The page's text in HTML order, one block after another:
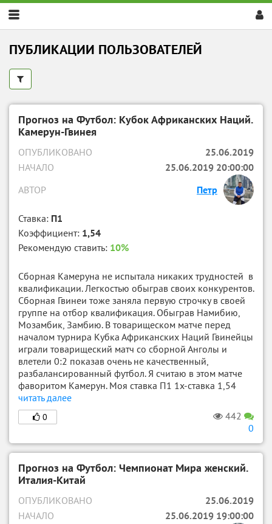
Скрыть
меню
ПУБЛИКАЦИИ ПОЛЬЗОВАТЕЛЕЙ
Прогноз на Футбол: Кубок Африканских Наций.
Камерун-Гвинея
ОПУБЛИКОВАНО
25.06.2019
НАЧАЛО
25.06.2019 20:00:00
АВТОР
Петр
Ставка: П1
Коэффициент: 1,54
Рекомендую ставить: 10%
Сборная Камеруна не испытала никаких трудностей в
квалификации. Легкостью обыграв своих конкурентов.
Сборная Гвинеи тоже заняла первую строчку в своей
группе на отбор квалификация. Обыграв Намибию,
Мозамбик, Замбию. В товарищеском матче перед
началом турнира Кубка Африканских Наций Гвинейцы
играли товарищеский матч со сборной Анголы и
влетели 0:2 показав очень не качественный,
разбалансированный футбол. Я считаю в этом матче
фаворитом Камерун. Моя ставка П1 1х-ставка 1,54
читать далее
0
442
0
Прогноз на Футбол: Чемпионат Мира женский.
Италия-Китай
ОПУБЛИКОВАНО
25.06.2019
НАЧАЛО
25.06.2019 19:00:00